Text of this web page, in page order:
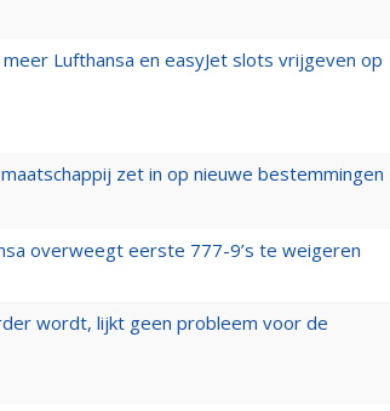
Lufthansa en easyJet slots vrijgeven op
zet in op nieuwe bestemmingen
overweegt eerste 777-9’s te weigeren
wordt, lijkt geen probleem voor de